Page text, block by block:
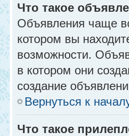
Что такое
Объявления чаще
котором вы
возможности.
в котором они
создание
Вернуться к
Что такое